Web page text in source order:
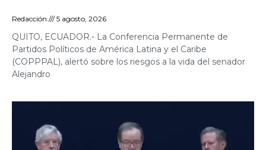
Redacción 5 agosto, 2026
QUITO, ECUADOR.- La Conferencia Permanente de
Partidos Políticos de América Latina y el Caribe
(COPPPAL), alertó sobre los riesgos a la vida del senador
Alejandro